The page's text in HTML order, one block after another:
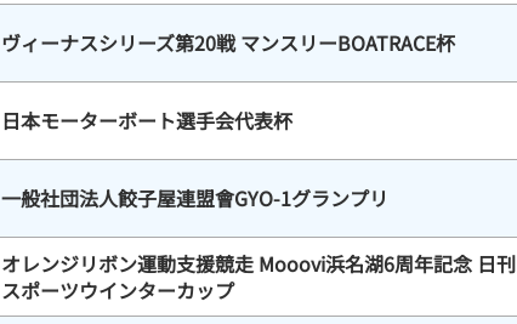
ヴィーナスシリーズ第20戦 マンスリーBOATRACE杯
日本モーターボート選手会代表杯
一般社団法人餃子屋連盟會GYO-1グランプリ
オレンジリボン運動支援競走 Mooovi浜名湖6周年記念 日刊
スポーツウインターカップ